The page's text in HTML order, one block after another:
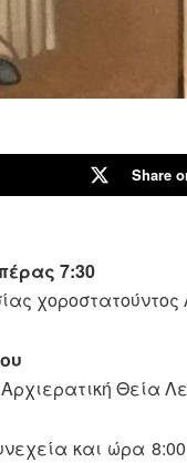
Share
7:30
χοροστατούντος
Θεία
και ώρα